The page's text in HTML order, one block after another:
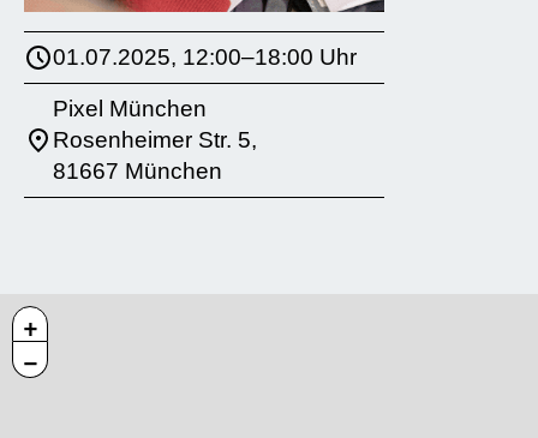
01.07.2025, 12:00–18:00 Uhr
Pixel München
Rosenheimer Str. 5,
81667 München
+
−